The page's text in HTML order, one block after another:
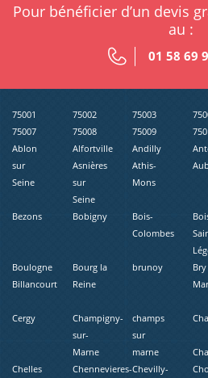
Pour bénéficier d’un devis
au :
01 58 69
75001 75002 75003
75007
75008 75009
Ablon
sur
Seine
Alfortville Andilly
Asnières
sur
Seine
Athis-
Mons
Bezons
Bobigny
Bois-
Colombes
Boulogne
Billancourt
Bourg la
Reine
brunoy
Cergy
Champigny-
sur-
Marne
champs
sur
marne
Chelles
Chennevieres-Chevilly-